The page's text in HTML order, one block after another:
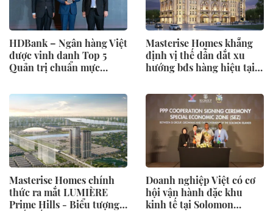
HDBank – Ngân hàng Việt
được vinh danh Top 5
Quản trị chuẩn mực
Masterise Homes khẳng
định vị thế dẫn dắt xu
hướng bđs hàng hiệu tại
Masterise Homes chính
thức ra mắt LUMIÈRE
Prime Hills - Biểu tượng
Doanh nghiệp Việt có cơ
hội vận hành đặc khu
kinh tế tại Solomon